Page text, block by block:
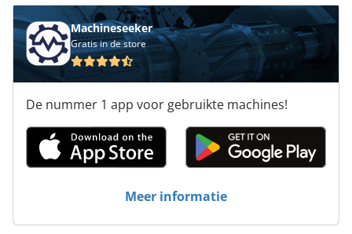
Wiel Vlees Zag
Machineseeker
Gratis in de store
De nummer 1 app voor gebruikte machines!
Meer informatie